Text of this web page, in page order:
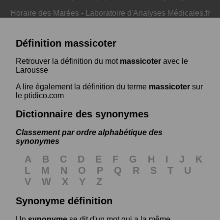
Horaire des Marées - Laboratoire d'Analyses Médicales.fr
Définition massicoter
Retrouver la définition du mot massicoter avec le
Larousse
A lire également la définition du terme massicoter sur
le ptidico.com
Dictionnaire des synonymes
Classement par ordre alphabétique des
synonymes
A B C D E F G H I J
K
L
M N O P Q R S T
U
V
W X Y
Z
Synonyme définition